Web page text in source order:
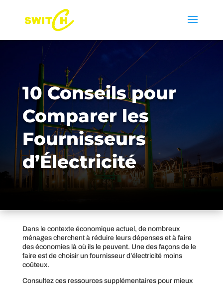
10 Conseils pour
Comparer les
Fournisseurs
d’Électricité
Dans le contexte économique actuel, de nombreux
ménages cherchent à réduire leurs dépenses et à faire
des économies là où ils le peuvent. Une des façons de le
faire est de choisir un fournisseur d’électricité moins
coûteux.
Consultez ces ressources supplémentaires pour mieux